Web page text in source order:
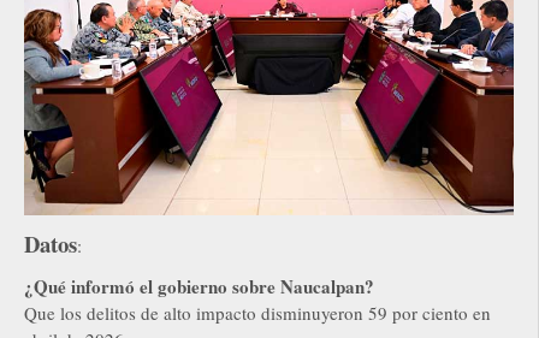
Datos:
¿Qué informó el gobierno sobre Naucalpan?
Que los delitos de alto impacto disminuyeron 59 por ciento en